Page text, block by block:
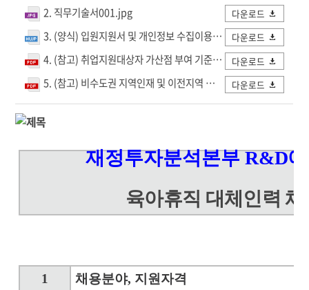
2. 직무기술서001.jpg 다운로드
3. (양식) 입원지원서 및 개인정보 수집이용 동의서.hwp 다운로드
4. (참고) 취업지원대상자 가산점 부여 기준.pdf 다운로드
5. (참고) 비수도권 지역인재 및 이전지역 인재의 범위.pdf 다운로드
재정투자분석본부R&D
육아휴직 대체인력
1 채용분야, 지원자격